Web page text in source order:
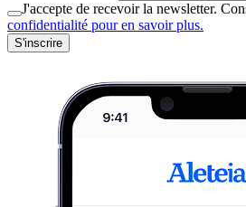
J'accepte de recevoir la newsletter.
confidentialité pour en savoir plus.
S'inscrire